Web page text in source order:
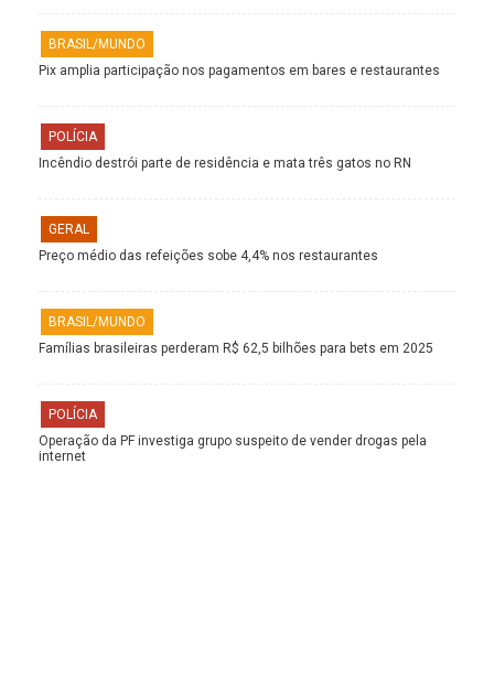
BRASIL/MUNDO
Pix amplia participação nos pagamentos em bares e restaurantes
POLÍCIA
Incêndio destrói parte de residência e mata três gatos no RN
GERAL
Preço médio das refeições sobe 4,4% nos restaurantes
BRASIL/MUNDO
Famílias brasileiras perderam R$ 62,5 bilhões para bets em 2025
POLÍCIA
Operação da PF investiga grupo suspeito de vender drogas pela
internet